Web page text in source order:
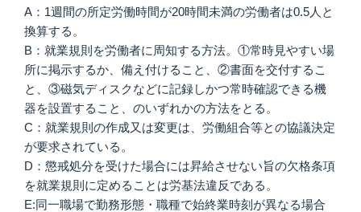
A：1週間の所定労働時間が20時間未満の労働者は0.5人と
換算する。
B：就業規則を労働者に周知する方法。①常時見やすい場
所に掲示するか、備え付けること、②書面を交付するこ
と、③磁気ディスクなどに記録しかつ常時確認できる機
器を設置すること、のいずれかの方法をとる。
C：就業規則の作成又は変更は、労働組合等との協議決定
が要求されている。
D：懲戒処分を受けた場合には昇給させない旨の欠格条項
を就業規則に定めることは労基法違反である。
E:同一職場で勤務形態・職種で始終業時刻が異なる場合